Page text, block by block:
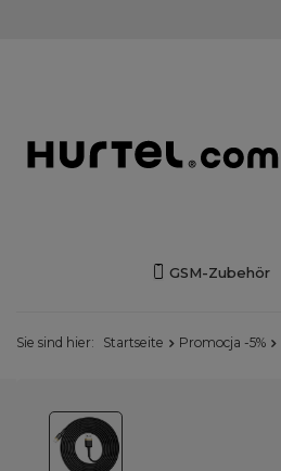
GSM-Zubehör
Sie sind hier: Startseite Promocja -5%